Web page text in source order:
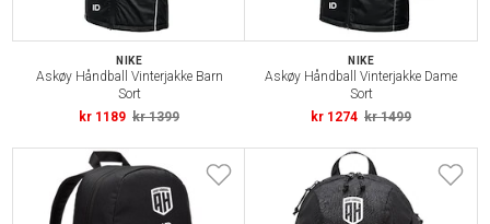
NIKE
Askøy Håndball Vinterjakke Barn
Sort
kr 1189 kr 1399
NIKE
Askøy Håndball Vinterjakke Dame
Sort
kr 1274 kr 1499